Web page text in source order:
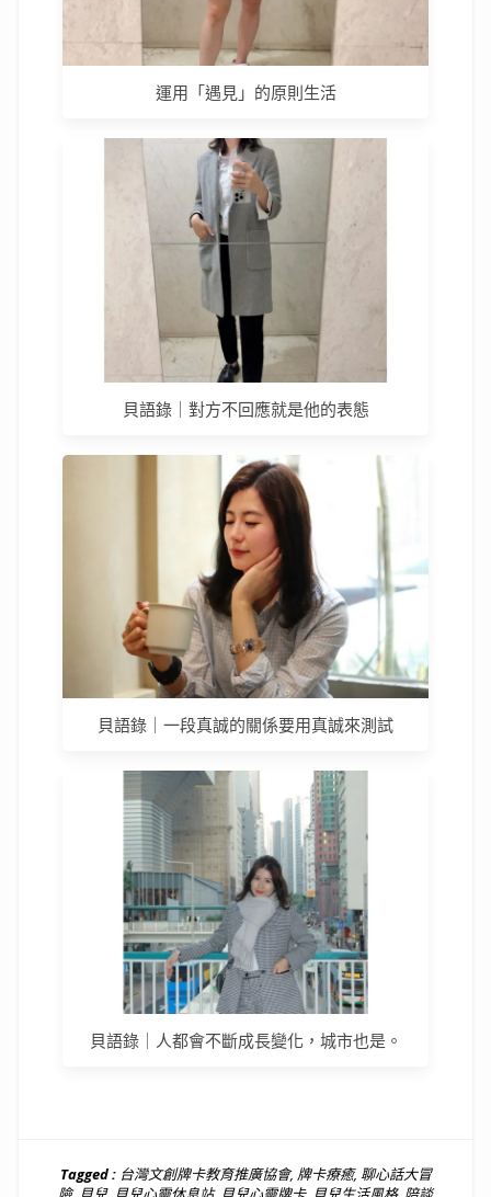
運用「遇見」的原則生活
貝語錄｜對方不回應就是他的表態
貝語錄｜一段真誠的關係要用真誠來測試
貝語錄｜人都會不斷成長變化，城市也是。
Tagged : 台灣文創牌卡教育推廣協會, 牌卡療癒, 聊心話大冒